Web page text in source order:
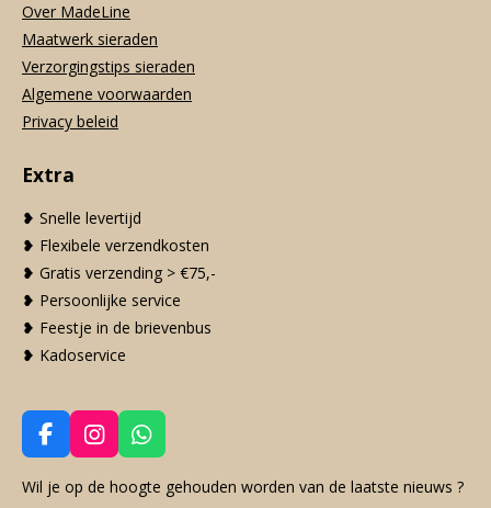
Over MadeLine
Maatwerk sieraden
Verzorgingstips sieraden
Algemene voorwaarden
Privacy beleid
Extra
❥ Snelle levertijd
❥ Flexibele verzendkosten
❥ Gratis verzending > €75,-
❥ Persoonlijke service
❥ Feestje in de brievenbus
❥ Kadoservice
F
a
c
I
n
s
W
h
a
Wil je op de hoogte gehouden worden van de laatste nieuws ?